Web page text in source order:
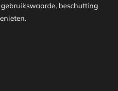
beschutting